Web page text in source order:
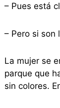
– Pues está
– Pero si son
La mujer se
parque que
sin colores.